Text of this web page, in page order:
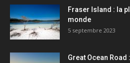
Fraser Island : la
monde
5 septembre 2023
Great Ocean